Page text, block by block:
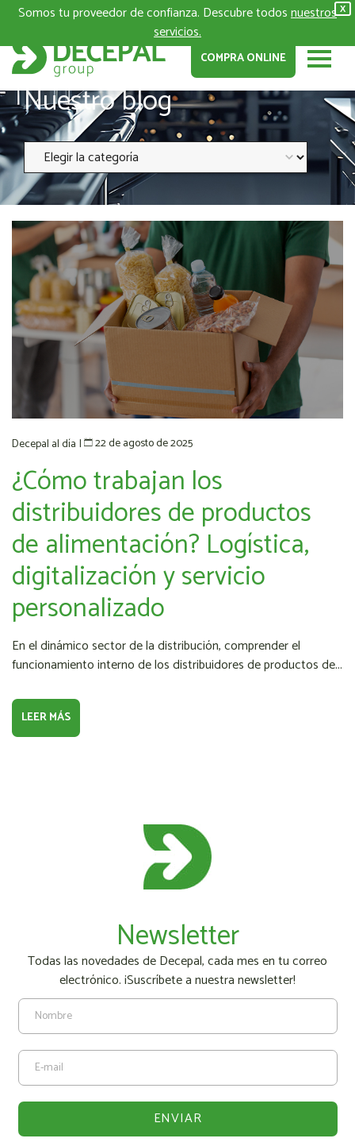
X
Somos tu proveedor de confianza. Descubre todosnuestros
servicios.
COMPRA ONLINE
Nuestro blog
Decepal al día | 22 de agosto de 2025
¿Cómo trabajan los
distribuidores de productos
de alimentación? Logística,
digitalización y servicio
personalizado
En el dinámico sector de la distribución, comprender el
funcionamiento interno de los distribuidores de productos de...
LEER MÁS
Newsletter
Todas las novedades de Decepal, cada mes en tu correo
electrónico. ¡Suscríbete a nuestra newsletter!